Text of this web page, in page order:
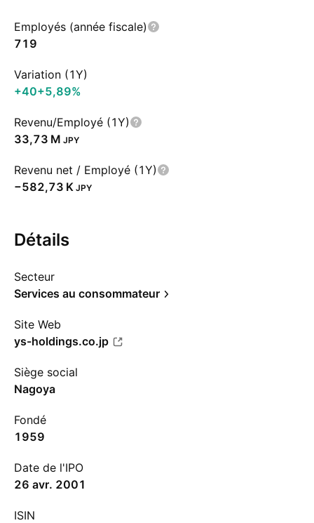
Employés (année fiscale)
719
Variation (1Y)
+40+5,89%
Revenu/Employé (1Y)
‪33,73 M‬ JPY
Revenu net / Employé (1Y)
‪−582,73 K‬ JPY
Détails
Secteur
Services au consommateur
Site Web
ys-holdings.co.jp
Siège social
Nagoya
Fondé
1959
Date de l'IPO
26 avr. 2001
ISIN